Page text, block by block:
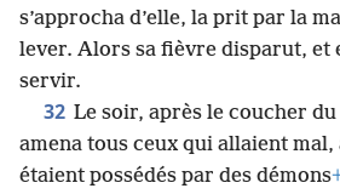
s’approcha d’elle, la prit par la
lever. Alors sa fièvre disparut, et
servir.
32 Le soir, après le coucher
amena tous ceux qui allaient
étaient possédés par des démons